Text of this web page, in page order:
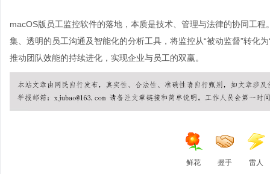
macOS版员工监控软件的落地，本质是技术、管理与法律的协同工
集、透明的员工沟通及智能化的分析工具，将监控从“被动监督”转化
推动团队效能的持续进化，实现企业与员工的双赢。
鲜花 握手 雷人